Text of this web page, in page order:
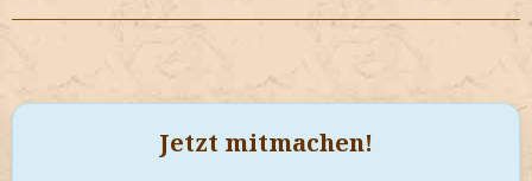
Jetzt mitmachen!